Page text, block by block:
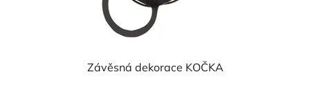
Závěsná dekorace KOČKA